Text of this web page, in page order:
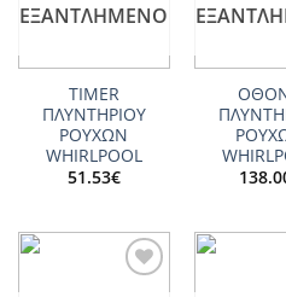
ΕΞΑΝΤΛΗΜΈΝΟ
TIMER
ΠΛΥΝΤΗΡΙΟΥ
ΡΟΥΧΩΝ
WHIRLPOOL
51.53€